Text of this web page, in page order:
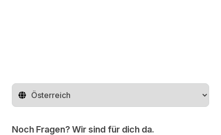
Region ändern
Noch Fragen? Wir sind für dich da.